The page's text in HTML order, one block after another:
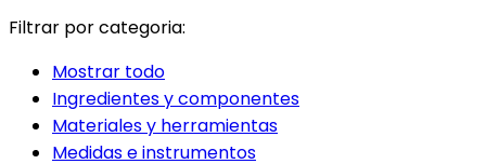
Filtrar por categoria:
Mostrar todo
Ingredientes y componentes
Materiales y herramientas
Medidas e instrumentos